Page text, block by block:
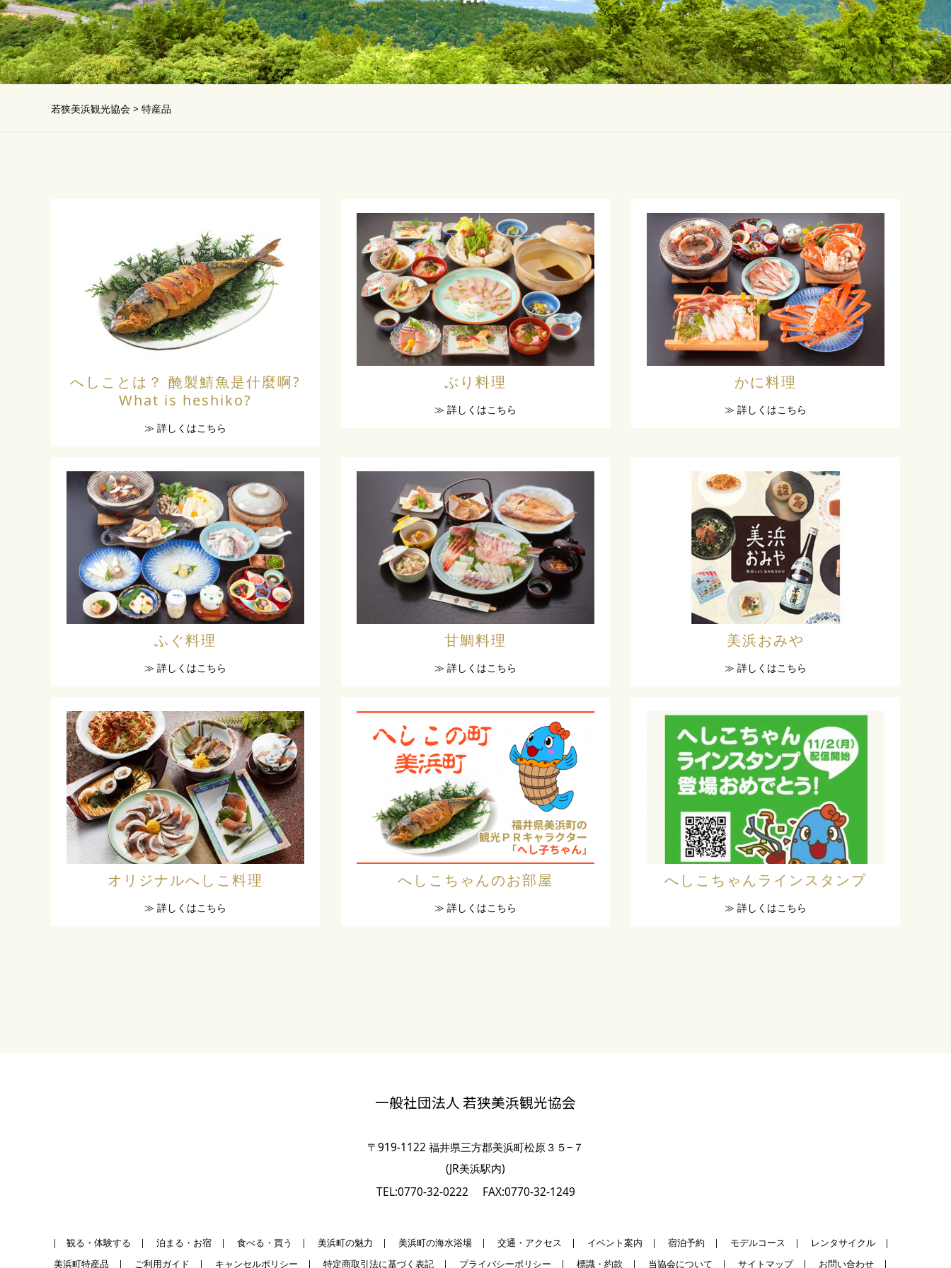
若狭美浜観光協会 > 特産品
へしことは？ 醃製鯖魚是什麼啊?
What is heshiko?
≫ 詳しくはこちら
ぶり料理
≫ 詳しくはこちら
かに料理
≫ 詳しくはこちら
ふぐ料理
≫ 詳しくはこちら
甘鯛料理
≫ 詳しくはこちら
美浜おみや
≫ 詳しくはこちら
オリジナルへしこ料理
≫ 詳しくはこちら
へしこちゃんのお部屋
≫ 詳しくはこちら
へしこちゃんラインスタンプ
≫ 詳しくはこちら
一般社団法人 若狭美浜観光協会
〒919-1122 福井県三方郡美浜町松原３５−７
(JR美浜駅内)
TEL:0770-32-0222
FAX:0770-32-1249
| 観る・体験する | 泊まる・お宿 | 食べる・買う | 美浜町の魅力 | 美浜町の海水浴場 | 交通・アクセス | イベント案内 | 宿泊予約 | モデルコース | レンタサイクル |
美浜町特産品 | ご利用ガイド | キャンセルポリシー | 特定商取引法に基づく表記 | プライバシーポリシー | 標識・約款 | 当協会について | サイトマップ| お問い合わせ |